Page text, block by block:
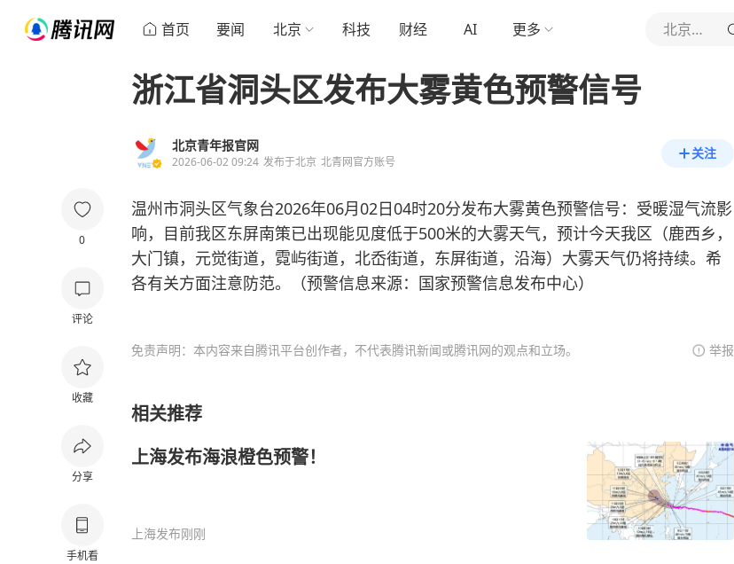
首页 要闻 北京 科技 财经 AI 更多 北京青年报官网
0
评论
收藏
分享
手机看
浙江省洞头区发布大雾黄色预警信号
北京青年报官网
2026-06-02 09:24 发布于北京 北青网官方账号
关注
温州市洞头区气象台2026年06月02日04时20分发布大雾黄色预警信号：受暖湿气流影
响，目前我区东屏南策已出现能见度低于500米的大雾天气，预计今天我区（鹿西乡，
大门镇，元觉街道，霓屿街道，北岙街道，东屏街道，沿海）大雾天气仍将持续。希
各有关方面注意防范。（预警信息来源：国家预警信息发布中心）
免责声明：本内容来自腾讯平台创作者，不代表腾讯新闻或腾讯网的观点和立场。 举报
相关推荐
上海发布海浪橙色预警！
上海发布刚刚